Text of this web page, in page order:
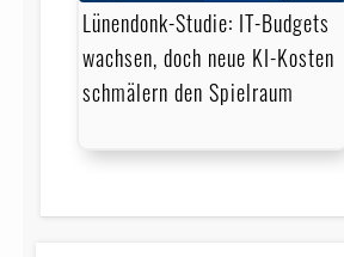
Lünendonk-Studie: IT-Budgets
wachsen, doch neue KI-Kosten
schmälern den Spielraum